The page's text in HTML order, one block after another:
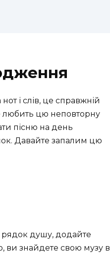
і слів, це справжній
любить цю неповторну
пісню на день
Давайте запалим цю
рядок душу, додайте
ви знайдете свою музу в